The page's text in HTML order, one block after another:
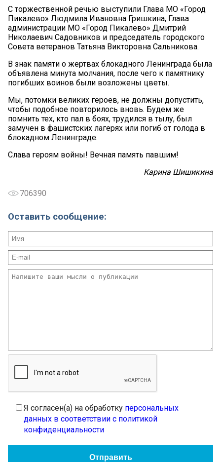
С торжественной речью выступили Глава МО «Город
Пикалево» Людмила Ивановна Гришкина, Глава
администрации МО «Город Пикалево» Дмитрий
Николаевич Садовников и председатель городского
Совета ветеранов Татьяна Викторовна Сальникова.
В знак памяти о жертвах блокадного Ленинграда была
объявлена минута молчания, после чего к памятнику
погибших воинов были возложены цветы.
Мы, потомки великих героев, не должны допустить,
чтобы подобное повторилось вновь. Будем же
помнить тех, кто пал в боях, трудился в тылу, был
замучен в фашистских лагерях или погиб от голода в
блокадном Ленинграде.
Слава героям войны! Вечная память павшим!
Карина Шишикина
706390
Оставить сообщение:
Я согласен(а) на обработку персональных
данных в соответствии с политикой
конфиденциальности